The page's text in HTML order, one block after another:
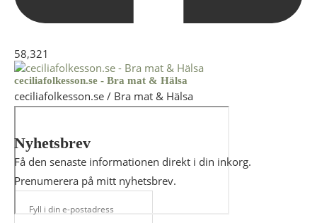
58,321
ceciliafolkesson.se - Bra mat & Hälsa
ceciliafolkesson.se / Bra mat & Hälsa
Nyhetsbrev
Få den senaste informationen direkt i din inkorg.
Prenumerera på mitt nyhetsbrev.